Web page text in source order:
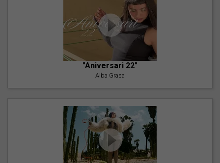
"Aniversari 22"
Alba Grasa